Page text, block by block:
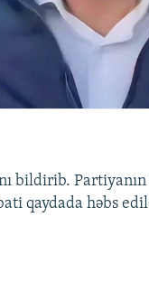
bildirib.
qaydada həbs